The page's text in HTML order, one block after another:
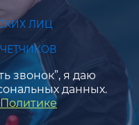
ЛИЦ
звонок”, я даю
данных.
Политике